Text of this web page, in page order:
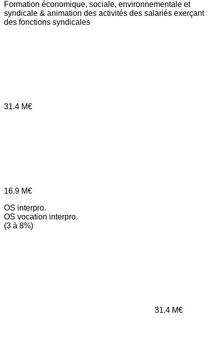
Formation économique, sociale, environnementale et
syndicale & animation des activités des salariés exerçant
des fonctions syndicales
31.4 M€
16.9 M€
OS interpro.
OS vocation interpro.
(3 à 8%)
31.4 M€